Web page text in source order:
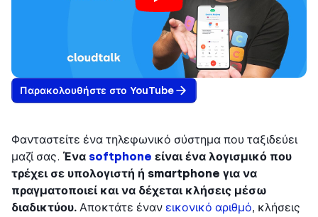
Παρακολουθήστε στο YouTube
Φανταστείτε ένα τηλεφωνικό σύστημα που ταξιδεύει
μαζί σας. Ένα softphone είναι ένα λογισμικό που
τρέχει σε υπολογιστή ή smartphone για να
πραγματοποιεί και να δέχεται κλήσεις μέσω
διαδικτύου. Αποκτάτε έναν εικονικό αριθμό, κλήσεις